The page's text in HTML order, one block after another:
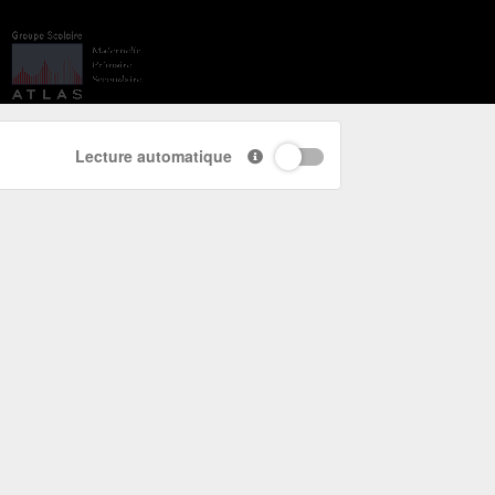
Lecture automatique